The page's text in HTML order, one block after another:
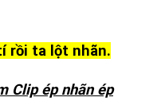
rồi ta lột nhãn.
Clip ép nhãn ép